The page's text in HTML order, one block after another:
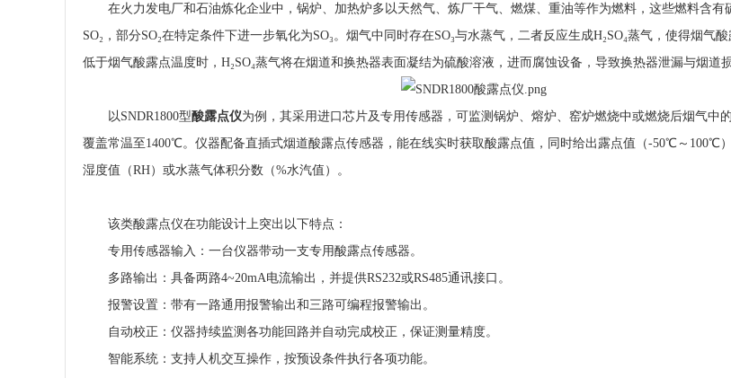
在火力发电厂和石油炼化企业中，锅炉、加热炉多以天然气、炼厂干气、燃煤、重油等作为燃料，这些燃料含有
SO₂，部分SO₂在特定条件下进一步氧化为SO₃。烟气中同时存在SO₃与水蒸气，二者反应生成H₂SO₄蒸气，使得烟气
低于烟气酸露点温度时，H₂SO₄蒸气将在烟道和换热器表面凝结为硫酸溶液，进而腐蚀设备，导致换热器泄漏与烟道损
以SNDR1800型酸露点仪为例，其采用进口芯片及专用传感器，可监测锅炉、熔炉、窑炉燃烧中或燃烧后烟气中
覆盖常温至1400℃。仪器配备直插式烟道酸露点传感器，能在线实时获取酸露点值，同时给出露点值（-50℃～100℃
湿度值（RH）或水蒸气体积分数（%水汽值）。
该类酸露点仪在功能设计上突出以下特点：
专用传感器输入：一台仪器带动一支专用酸露点传感器。
多路输出：具备两路4~20mA电流输出，并提供RS232或RS485通讯接口。
报警设置：带有一路通用报警输出和三路可编程报警输出。
自动校正：仪器持续监测各功能回路并自动完成校正，保证测量精度。
智能系统：支持人机交互操作，按预设条件执行各项功能。